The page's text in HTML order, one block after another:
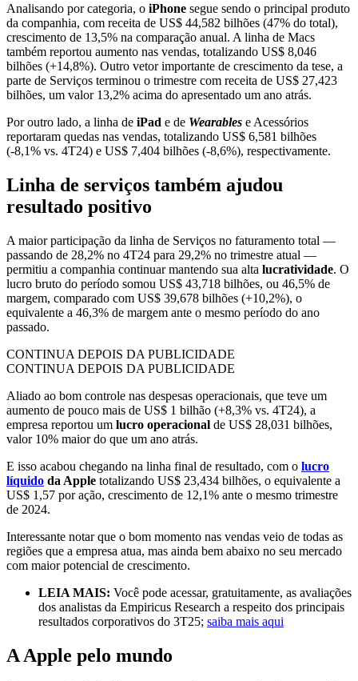
Analisando por categoria, o iPhone segue sendo o principal produto
da companhia, com receita de US$ 44,582 bilhões (47% do total),
crescimento de 13,5% na comparação anual. A linha de Macs
também reportou aumento nas vendas, totalizando US$ 8,046
bilhões (+14,8%). Outro vetor importante de crescimento da tese, a
parte de Serviços terminou o trimestre com receita de US$ 27,423
bilhões, um valor 13,2% acima do apresentado um ano atrás.
Por outro lado, a linha de iPad e de Wearables e Acessórios
reportaram quedas nas vendas, totalizando US$ 6,581 bilhões
(-8,1% vs. 4T24) e US$ 7,404 bilhões (-8,6%), respectivamente.
Linha de serviços também ajudou
resultado positivo
A maior participação da linha de Serviços no faturamento total —
passando de 28,2% no 4T24 para 29,2% no trimestre atual —
permitiu a companhia continuar mantendo sua alta lucratividade. O
lucro bruto do período somou US$ 43,718 bilhões, ou 46,5% de
margem, comparado com US$ 39,678 bilhões (+10,2%), o
equivalente a 46,3% de margem ante o mesmo período do ano
passado.
CONTINUA DEPOIS DA PUBLICIDADE
CONTINUA DEPOIS DA PUBLICIDADE
Aliado ao bom controle nas despesas operacionais, que teve um
aumento de pouco mais de US$ 1 bilhão (+8,3% vs. 4T24), a
empresa reportou um lucro operacional de US$ 28,031 bilhões,
valor 10% maior do que um ano atrás.
E isso acabou chegando na linha final de resultado, com o lucro
líquido da Apple totalizando US$ 23,434 bilhões, o equivalente a
US$ 1,57 por ação, crescimento de 12,1% ante o mesmo trimestre
de 2024.
Interessante notar que o bom momento nas vendas veio de todas as
regiões que a empresa atua, mas ainda bem abaixo no seu mercado
com maior potencial de crescimento.
LEIA MAIS: Você pode acessar, gratuitamente, as avaliações
dos analistas da Empiricus Research a respeito dos principais
resultados corporativos do 3T25; saiba mais aqui
A Apple pelo mundo